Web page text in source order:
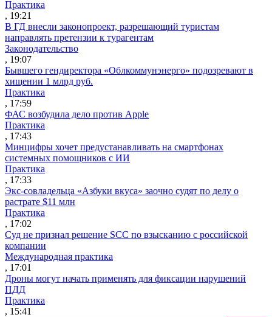
Практика
, 19:21
В ГД внесли законопроект, разрешающий туристам
направлять претензии к турагентам
Законодательство
, 19:07
Бывшего гендиректора «Облкоммунэнерго» подозревают в
хищении 1 млрд руб.
Практика
, 17:59
ФАС возбудила дело против Apple
Практика
, 17:43
Минцифры хочет предустанавливать на смартфонах
системных помощников с ИИ
Практика
, 17:33
Экс-совладельца «Азбуки вкуса» заочно судят по делу о
растрате $11 млн
Практика
, 17:02
Суд не признал решение SCC по взысканию с российской
компании
Международная практика
, 17:01
Дроны могут начать применять для фиксации нарушений
ПДД
Практика
, 15:41